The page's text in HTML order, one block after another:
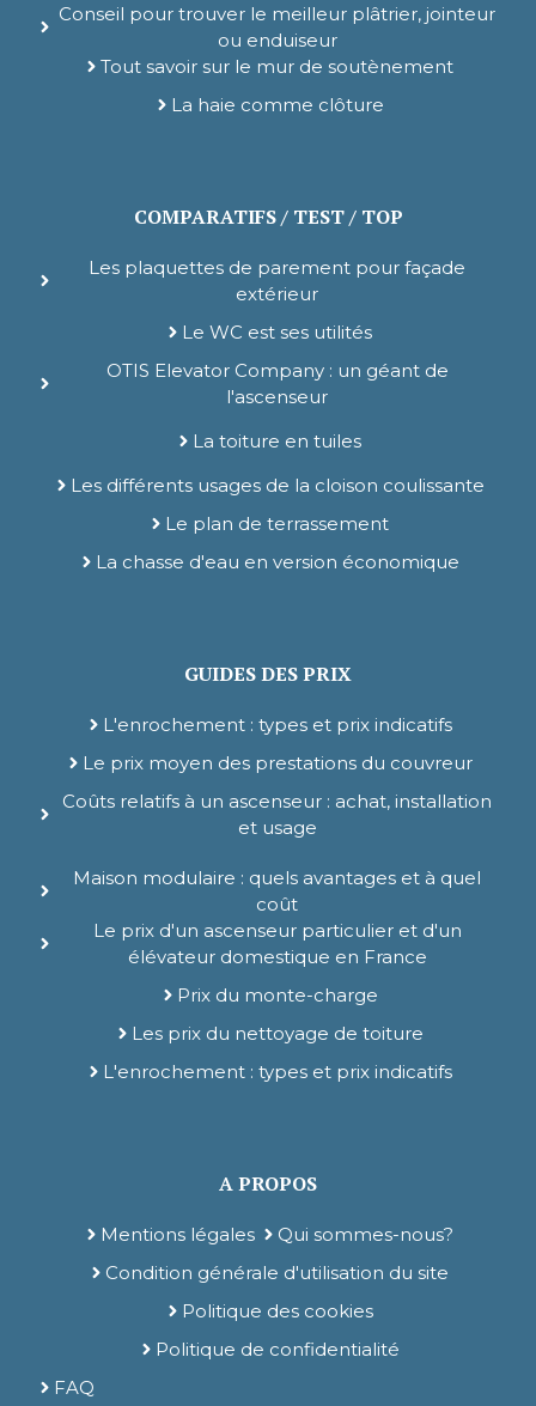
Conseil pour trouver le meilleur plâtrier, jointeur
ou enduiseur
Tout savoir sur le mur de soutènement
La haie comme clôture
COMPARATIFS / TEST / TOP
Les plaquettes de parement pour façade
extérieur
Le WC est ses utilités
OTIS Elevator Company : un géant de
l'ascenseur
La toiture en tuiles
Les différents usages de la cloison coulissante
Le plan de terrassement
La chasse d'eau en version économique
GUIDES DES PRIX
L'enrochement : types et prix indicatifs
Le prix moyen des prestations du couvreur
Coûts relatifs à un ascenseur : achat, installation
et usage
Maison modulaire : quels avantages et à quel
coût
Le prix d'un ascenseur particulier et d'un
élévateur domestique en France
Prix du monte-charge
Les prix du nettoyage de toiture
L'enrochement : types et prix indicatifs
A PROPOS
Mentions légales
Qui sommes-nous?
Condition générale d'utilisation du site
Politique des cookies
Politique de confidentialité
FAQ